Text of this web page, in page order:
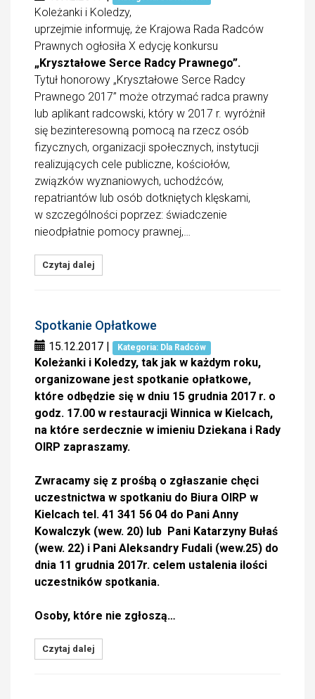
Koleżanki i Koledzy,
uprzejmie informuję, że Krajowa Rada Radców
Prawnych ogłosiła X edycję konkursu
„Kryształowe Serce Radcy Prawnego”.
Tytuł honorowy „Kryształowe Serce Radcy
Prawnego 2017” może otrzymać radca prawny
lub aplikant radcowski, który w 2017 r. wyróżnił
się bezinteresowną pomocą na rzecz osób
fizycznych, organizacji społecznych, instytucji
realizujących cele publiczne, kościołów,
związków wyznaniowych, uchodźców,
repatriantów lub osób dotkniętych klęskami,
w szczególności poprzez: świadczenie
nieodpłatnie pomocy prawnej,…
Czytaj dalej
Spotkanie Opłatkowe
15.12.2017 | Kategoria: Dla Radców
Koleżanki i Koledzy, tak jak w każdym roku,
organizowane jest spotkanie opłatkowe,
które odbędzie się w dniu 15 grudnia 2017 r. o
godz. 17.00 w restauracji Winnica w Kielcach,
na które serdecznie w imieniu Dziekana i Rady
OIRP zapraszamy.
Zwracamy się z prośbą o zgłaszanie chęci
uczestnictwa w spotkaniu do Biura OIRP w
Kielcach tel. 41 341 56 04 do Pani Anny
Kowalczyk (wew. 20) lub Pani Katarzyny Bułaś
(wew. 22) i Pani Aleksandry Fudali (wew.25) do
dnia 11 grudnia 2017r. celem ustalenia ilości
uczestników spotkania.
Osoby, które nie zgłoszą…
Czytaj dalej